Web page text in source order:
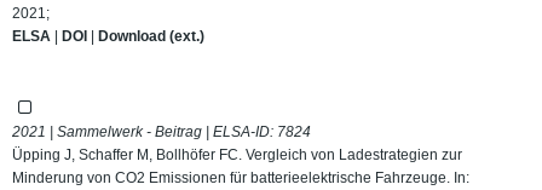
2021;
ELSA | DOI | Download (ext.)
2021 | Sammelwerk - Beitrag | ELSA-ID: 7824
Üpping J, Schaffer M, Bollhöfer FC. Vergleich von Ladestrategien zur
Minderung von CO2 Emissionen für batterieelektrische Fahrzeuge. In: